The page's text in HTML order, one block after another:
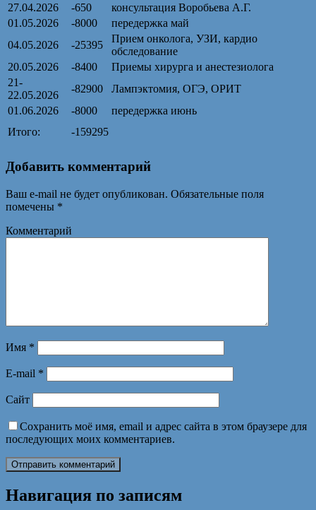
27.04.2026
-650
консультация Воробьева А.Г.
01.05.2026
-8000
передержка май
04.05.2026
-25395
Прием онколога, УЗИ, кардио
обследование
20.05.2026
-8400
Приемы хирурга и анестезиолога
21-
22.05.2026
-82900
Лампэктомия, ОГЭ, ОРИТ
01.06.2026
-8000
передержка июнь
Итого:
-159295
Добавить комментарий
Ваш e-mail не будет опубликован. Обязательные поля
помечены *
Комментарий
Имя *
E-mail *
Сайт
Сохранить моё имя, email и адрес сайта в этом браузере для
последующих моих комментариев.
Навигация по записям